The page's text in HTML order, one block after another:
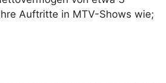
Auftritte in MTV-Shows wie;